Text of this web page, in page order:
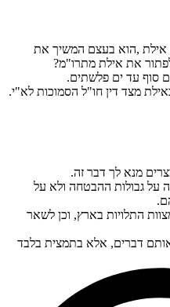
אילת ,הוא בעצם המשיך את
לפתור את אילת מתרו"מ?
מצד דין חו"ל הסמוכות לא"י.
מנא לך דבר זה.
על גבולות ההבטחה ולא על
התלויות בארץ, וכן לשאר
דברים, אלא בתמצית בלבד